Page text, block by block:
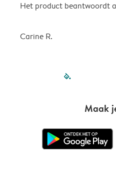
Het product beantwoordt
Carine R.
filled-
Maak